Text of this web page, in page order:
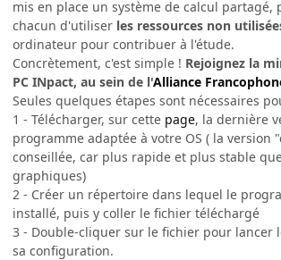
mis en place un système de calcul partagé,
chacun d'utiliser les ressources non
ordinateur pour contribuer à l'étude.
Concrètement, c'est simple ! Rejoignez la
PC INpact, au sein de l'Alliance
Seules quelques étapes sont nécessaires
1 - Télécharger, sur cette page, la dernière
programme adaptée à votre OS ( la version
conseillée, car plus rapide et plus stable
graphiques)
2 - Créer un répertoire dans lequel le
installé, puis y coller le fichier téléchargé
3 - Double-cliquer sur le fichier pour lancer
sa configuration.